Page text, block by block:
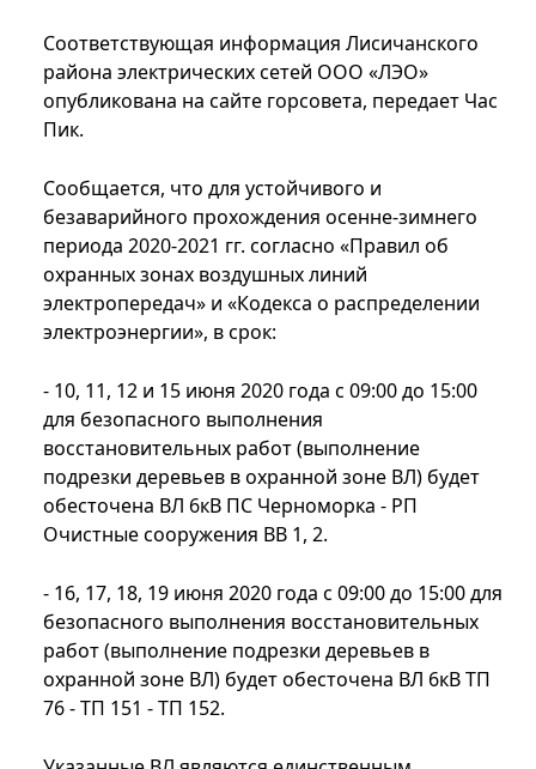
Соответствующая информация Лисичанского
района электрических сетей ООО «ЛЭО»
опубликована на сайте горсовета, передает Час
Пик.
Сообщается, что для устойчивого и
безаварийного прохождения осенне-зимнего
периода 2020-2021 гг. согласно «Правил об
охранных зонах воздушных линий
электропередач» и «Кодекса о распределении
электроэнергии», в срок:
- 10, 11, 12 и 15 июня 2020 года с 09:00 до 15:00
для безопасного выполнения
восстановительных работ (выполнение
подрезки деревьев в охранной зоне ВЛ) будет
обесточена ВЛ 6кВ ПС Черноморка - РП
Очистные сооружения ВВ 1, 2.
- 16, 17, 18, 19 июня 2020 года с 09:00 до 15:00 для
безопасного выполнения восстановительных
работ (выполнение подрезки деревьев в
охранной зоне ВЛ) будет обесточена ВЛ 6кВ ТП
76 - ТП 151 - ТП 152.